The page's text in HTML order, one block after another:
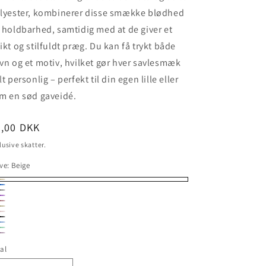
kombinerer disse smække blødhed
samtidig med at de giver et
og stilfuldt præg. Du kan få trykt både
og et motiv, hvilket gør hver savlesmæk
personlig – perfekt til din egen lille eller
en sød gaveidé.
DKK
skatter.
Beige